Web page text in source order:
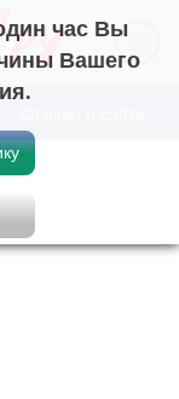
час Вы
Вашего